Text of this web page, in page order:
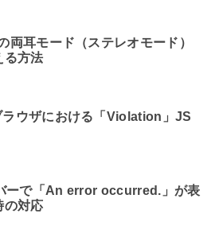
両耳モード（ステレオモード）
る方法
ウザにおける「Violation」JS
ーで「An error occurred.」が表
の対応